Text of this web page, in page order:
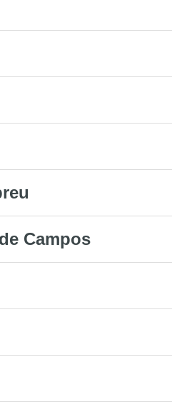
Campos